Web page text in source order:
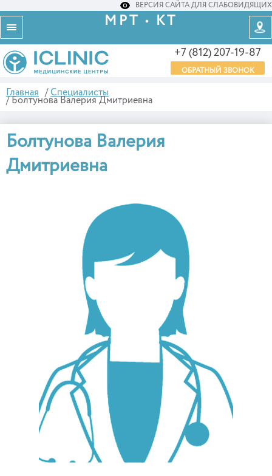
ВЕРСИЯ САЙТА ДЛЯ СЛАБОВИДЯЩИХ
МРТ • КТ
+7 (812) 207-19-87
ОБРАТНЫЙ ЗВОНОК
Главная / Специалисты
/ Болтунова Валерия Дмитриевна
Болтунова Валерия
Дмитриевна